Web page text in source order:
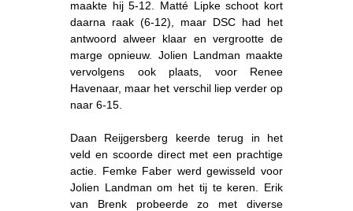
maakte hij 5-12. Matté Lipke schoot kort
daarna raak (6-12), maar DSC had het
antwoord alweer klaar en vergrootte de
marge opnieuw. Jolien Landman maakte
vervolgens ook plaats, voor Renee
Havenaar, maar het verschil liep verder op
naar 6-15.
Daan Reijgersberg keerde terug in het
veld en scoorde direct met een prachtige
actie. Femke Faber werd gewisseld voor
Jolien Landman om het tij te keren. Erik
van Brenk probeerde zo met diverse